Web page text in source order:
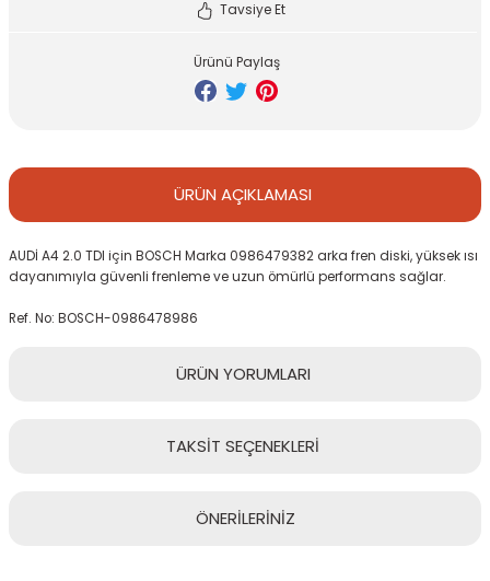
Tavsiye Et
Ürünü Paylaş
ÜRÜN AÇIKLAMASI
AUDİ A4 2.0 TDI için BOSCH Marka 0986479382 arka fren diski, yüksek ısı
dayanımıyla güvenli frenleme ve uzun ömürlü performans sağlar.
Ref. No: BOSCH-0986478986
ÜRÜN YORUMLARI
TAKSİT SEÇENEKLERİ
ÖNERİLERİNİZ